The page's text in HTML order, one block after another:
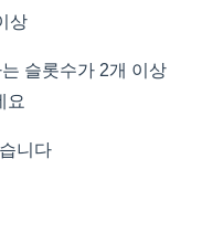
상
슬롯수가 2개 이상
요
니다